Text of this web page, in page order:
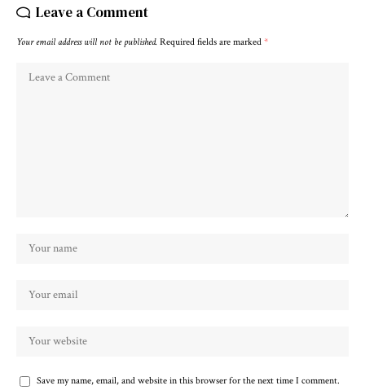
Leave a Comment
Your email address will not be published. Required fields are marked *
Save my name, email, and website in this browser for the next time I comment.